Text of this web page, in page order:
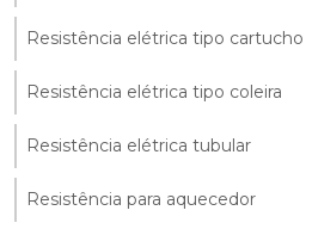
Resistência elétrica tipo cartucho
Resistência elétrica tipo coleira
Resistência elétrica tubular
Resistência para aquecedor